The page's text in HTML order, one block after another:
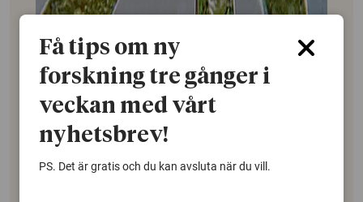
Få tips om ny
forskning tre gånger i
veckan med vårt
nyhetsbrev!
PS. Det är gratis och du kan avsluta när du vill.